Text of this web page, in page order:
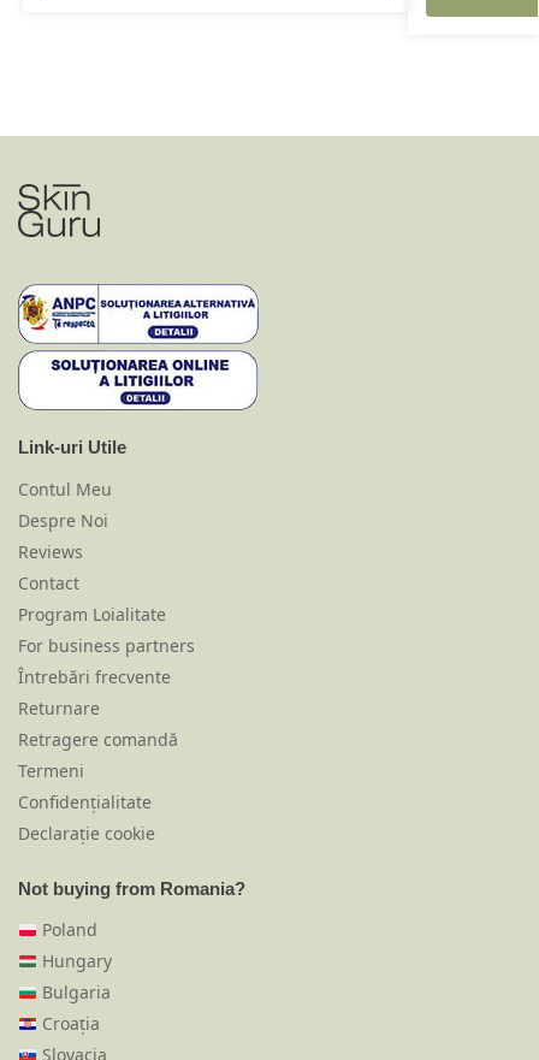
Link-uri Utile
Contul Meu
Despre Noi
Reviews
Contact
Program Loialitate
For business partners
Întrebări frecvente
Returnare
Retragere comandă
Termeni
Confidențialitate
Declarație cookie
Not buying from Romania?
Poland
Hungary
Bulgaria
Croația
Slovacia